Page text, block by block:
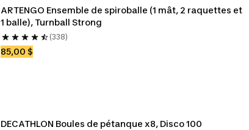
ARTENGO Ensemble de spiroballe (1 mât, 2 raquettes et
1 balle), Turnball Strong
(338)
85,00 $
DECATHLON Boules de pétanque x8, Disco 100